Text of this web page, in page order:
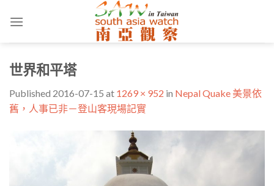
世界和平塔
Published 2016-07-15 at 1269 × 952 in Nepal Quake 美景依
舊，人事已非－登山客現場記實